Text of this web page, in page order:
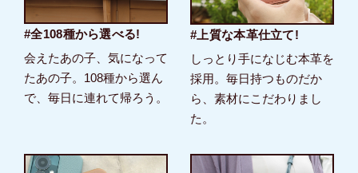
#全108種から選べる!
会えたあの子、気になって
たあの子。108種から選ん
で、毎日に連れて帰ろう。
#上質な本革仕立て!
しっとり手になじむ本革を
採用。毎日持つものだか
ら、素材にこだわりまし
た。